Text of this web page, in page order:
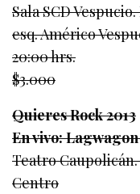
Sala SCD
esq. Américo
20:00 hrs.
$3.000
Quieres Rock 2013
En vivo:
Teatro
Centro